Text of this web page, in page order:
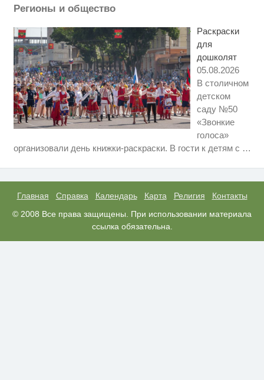
Регионы и общество
Раскраски
для
дошколят
05.08.2026
В столичном
детском
саду №50
«Звонкие
голоса»
организовали день книжки-раскраски. В гости к детям с …
Главная Справка Календарь Карта Религия
Контакты
© 2008 Все права защищены. При использовании материала
ссылка обязательна.
Королева вагона отожгла! Видео
пересмотришь не раз
i
Скрытые признаки рака: на такое
никто не обращает внимание, а